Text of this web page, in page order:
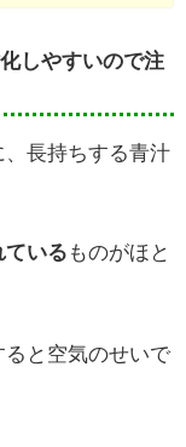
しやすいので注
長持ちする青汁
ている ものがほと
と空気のせいで